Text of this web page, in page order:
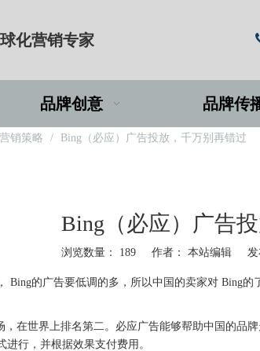
化营销专家
品牌创意 品牌传
营销策略 / Bing（必应）广告投放，千万别再错过
Bing（必应）广告
浏览数量： 189作者： 本站编辑 发
Bing的广告要低调的多，所以中国的卖家对 Bing的
，在世界上排名第二。必应广告能够帮助中国的品
行，并根据效果支付费用。